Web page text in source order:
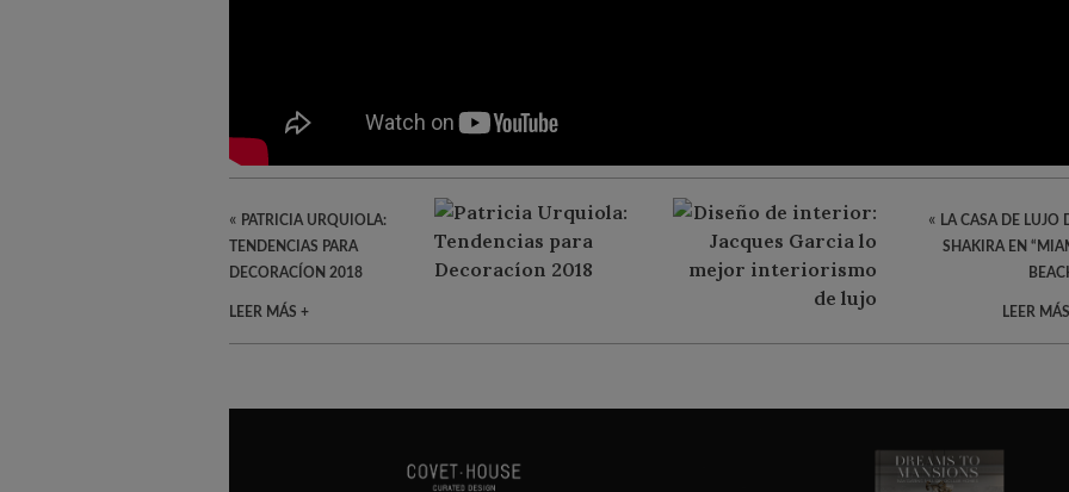
« PATRICIA URQUIOLA:
TENDENCIAS PARA
DECORACÍON 2018
LEER MÁS +
« LA CASA DE LUJO
SHAKIRA EN
LEER